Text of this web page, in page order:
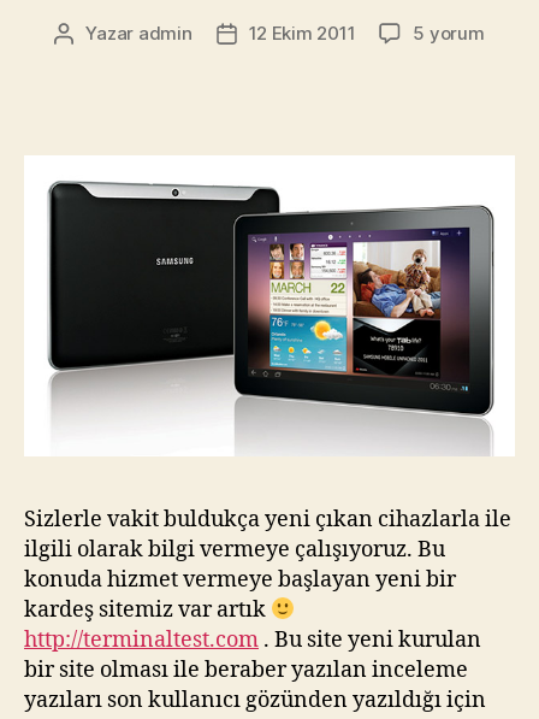
Yazının
Yazar admin
Yazı12 Ekim 2011
Samsung
Yayında
için
5 yorum
Sizlerle vakit buldukça yeni çıkan cihazlarla ile
ilgili olarak bilgi vermeye çalışıyoruz. Bu
konuda hizmet vermeye başlayan yeni bir
kardeş sitemiz var artık
http://terminaltest.com . Bu site yeni kurulan
bir site olması ile beraber yazılan inceleme
yazıları son kullanıcı gözünden yazıldığı için